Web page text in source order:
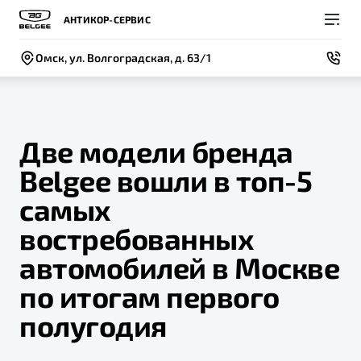
АНТИКОР-СЕРВИС
Омск, ул. Волгоградская, д. 63/1
Модели
Новый
X50+
Покупателям
ВЫБОР И ПОКУПКА
Автомобили в наличии
Спецпредложения и Акции
Записаться на тест-драйв
Владельцам
СЕРВИС
Записаться на сервис
Руководство по эксплуатации
Техническое обслуживание
Калькулятор ТО
О компании
СОБЫТИЯ
Новости
Контакты
BELGEE В РОССИИ
Две модели бренда
Belgee вошли в топ-5
самых
востребованных
автомобилей в Москве
по итогам первого
полугодия